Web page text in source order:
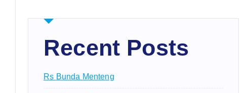
Recent Posts
Rs Bunda Menteng